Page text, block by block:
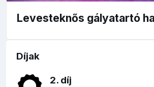
Levesteknős gályatartó
Díjak
2. díj